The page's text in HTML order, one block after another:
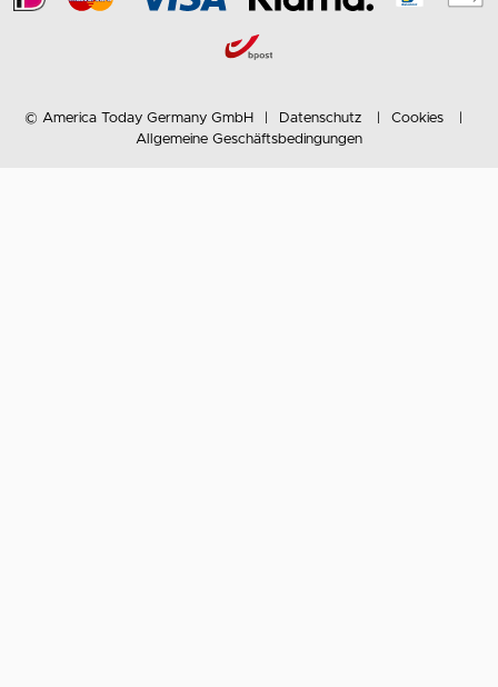
© America Today Germany GmbH Datenschutz
Cookies
Allgemeine Geschäftsbedingungen